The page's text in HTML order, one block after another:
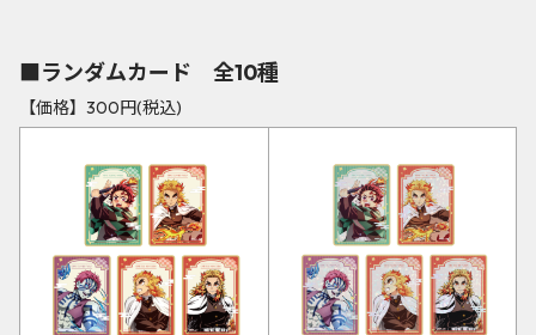
■ランダムカード 全10種
【価格】300円(税込)